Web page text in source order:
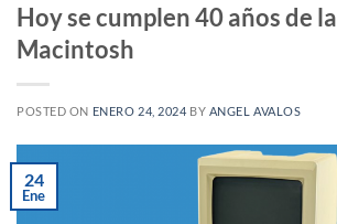
Hoy se cumplen 40 años de
Macintosh
POSTED ON ENERO 24, 2024 BY ANGEL AVALOS
24
Ene